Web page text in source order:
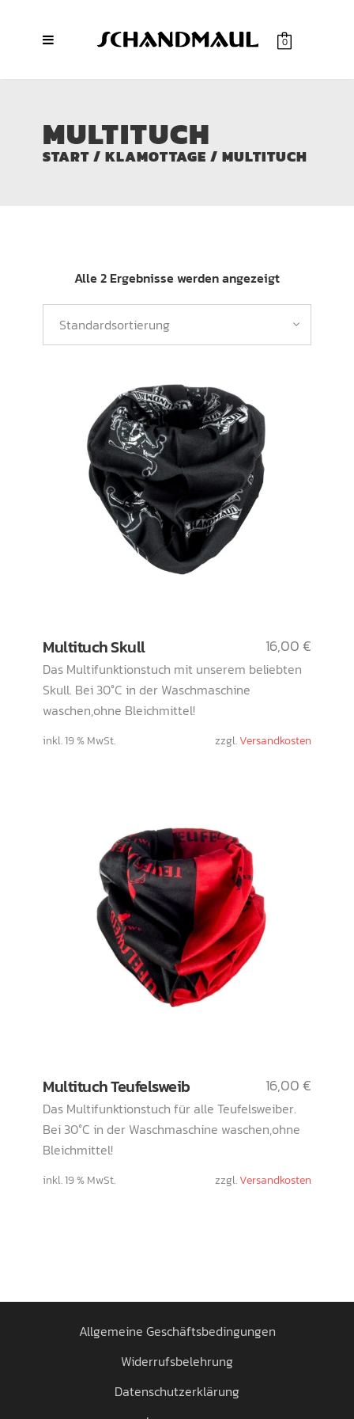
0
MULTITUCH
START/ KLAMOTTAGE / MULTITUCH
Alle 2 Ergebnisse werden angezeigt
Standardsortierung
Multituch Skull
Das Multifunktionstuch mit unserem beliebten
Skull. Bei 30°C in der Waschmaschine
waschen,ohne Bleichmittel!
inkl. 19 % MwSt. zzgl.Versandkosten
16,00€
Multituch Teufelsweib
Das Multifunktionstuch für alle Teufelsweiber.
Bei 30°C in der Waschmaschine waschen,ohne
Bleichmittel!
inkl. 19 % MwSt. zzgl.Versandkosten
16,00€
Allgemeine Geschäftsbedingungen
Widerrufsbelehrung
Datenschutzerklärung